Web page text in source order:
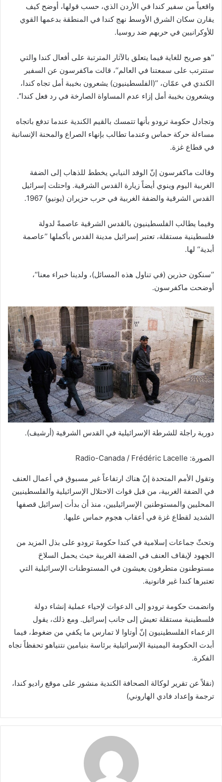
واقعياً من سفير كندا في الأردن الذي، حسب قولها، أوضح كيف
يقارن سكان الشرق الأوسط نهج كندا في المنطقة بدعمها القوي
للأوكرانيين في حربهم ضد روسيا.
’’هو صريح للغاية فيما يتعلق بالآثار المترتبة على أفعال كندا والتي
ستترتب على سمعتنا في العالم‘‘، قالت ماكفرسون عن السفير
الكندي في عمّان، ’’(الفلسطينيون) يشعرون بخيبة أمل تجاه كندا،
ويشعرون بخيبة أمل إزاء عدم المساواة الصارخة في رد فعل كندا‘‘.
وتجادل حكومة ترودو بأنها تتمسك بالقيم الكندية عندما تدفع باتجاه
مساءلة حركة حماس وعندما تطالب بإنهاء الصراع والمحنة الإنسانية
في قطاع غزة.
وقالت ماكفرسون إنّ الوفد النيابي يخطط للذهاب إلى الضفة
الغربية اليوم وينوي أيضاً زيارة القدس الشرقية. واحتلت إسرائيل
القدس الشرقية والضفة الغربية في حرب حزيران (يونيو) 1967.
وفيما يطالب الفلسطينيون بالقدس الشرقية عاصمةً لدولة
فلسطينية مستقلة، تعتبر إسرائيل مدينة القدس بأكملها ’’عاصمة
أبدية‘‘ لها.
’’سنكون حذرين (في تناول هذه المسائل)، ولدينا خبراء معنا‘‘،
أوضحت ماكفرسون.
دورية راجلة للشرطة الإسرائيلية في القدس الشرقية (أرشيف).
الصورة: Radio-Canada / Frédéric Lacelle
وتقول الأمم المتحدة إنّ هناك ارتفاعاً غير مسبوق في أعمال العنف
في الضفة الغربية، من قبل قوات الاحتلال الإسرائيلية والفلسطينيين
المحليين والمستوطنين الإسرائيليين، منذ أن بدأت إسرائيل قصفها
الشديد لقطاع غزة في أعقاب هجوم حماس عليها.
وتحثّ جماعات إسلامية في كندا حكومةَ ترودو على بذل المزيد من
الجهود لإيقاف العنف في الضفة الغربية حيث يحمل السلاحَ
مستوطنون متطرفون يعيشون في المستوطنات الإسرائيلية التي
تعتبرها كندا غير قانونية.
وانضمت حكومة ترودو إلى الدعوات لإحياء عملية إنشاء دولة
فلسطينية مستقلة تعيش إلى جانب إسرائيل. ومع ذلك، يقول
الزعماء الفلسطينيون إنّ أوتاوا لا تمارس ما يكفي من ضغوط، فيما
أبدت الحكومة اليمينية الإسرائيلية برئاسة بنيامين نتنياهو تحفظاً تجاه
الفكرة.
(نقلاً عن تقرير لوكالة الصحافة الكندية منشور على موقع راديو كندا،
ترجمة وإعداد فادي الهاروني)